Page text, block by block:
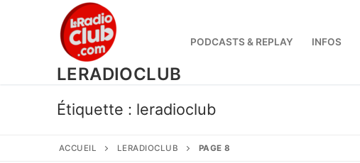
LERADIOCLUB
PODCASTS & REPLAY INFOS
Étiquette : leradioclub
ACCUEIL LERADIOCLUB PAGE 8